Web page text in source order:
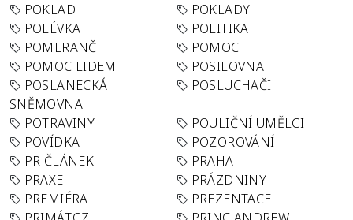
POKLAD
POKLADY
POLÉVKA
POLITIKA
POMERANČ
POMOC
POMOC LIDEM
POSILOVNA
POSLANECKÁ
SNĚMOVNA
POSLUCHAČI
POTRAVINY
POULIČNÍ UMĚLCI
POVÍDKA
POZOROVÁNÍ
PR ČLÁNEK
PRAHA
PRAXE
PRÁZDNINY
PREMIÉRA
PREZENTACE